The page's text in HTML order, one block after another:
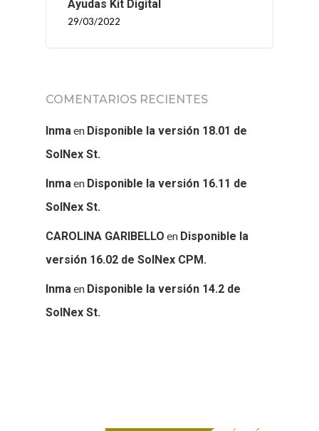
Ayudas Kit Digital
29/03/2022
COMENTARIOS RECIENTES
Inmaen Disponible la versión 18.01 de
SolNex St.
Inmaen Disponible la versión 16.11 de
SolNex St.
CAROLINA GARIBELLO en Disponible la
versión 16.02 de SolNex CPM.
Inmaen Disponible la versión 14.2 de
SolNex St.